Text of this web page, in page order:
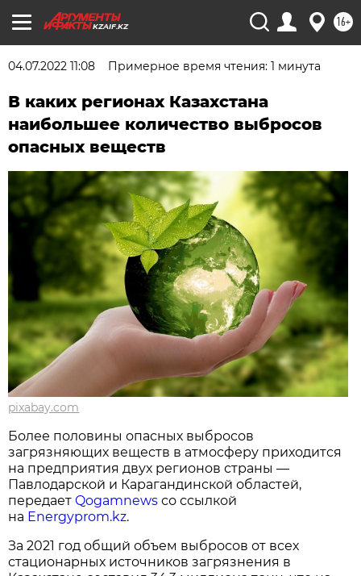
KZAIF.KZ 16+
04.07.2022 11:08 Примерное время чтения: 1 минута
В каких регионах Казахстана
наибольшее количество выбросов
опасных веществ
pixabay.com
Более половины опасных выбросов
загрязняющих веществ в атмосферу приходится
на предприятия двух регионов страны —
Павлодарской и Карагандинской областей,
передаетQogamnews со ссылкой
на Energyprom.kz.
За 2021 год общий объем выбросов от всех
стационарных источников загрязнения в